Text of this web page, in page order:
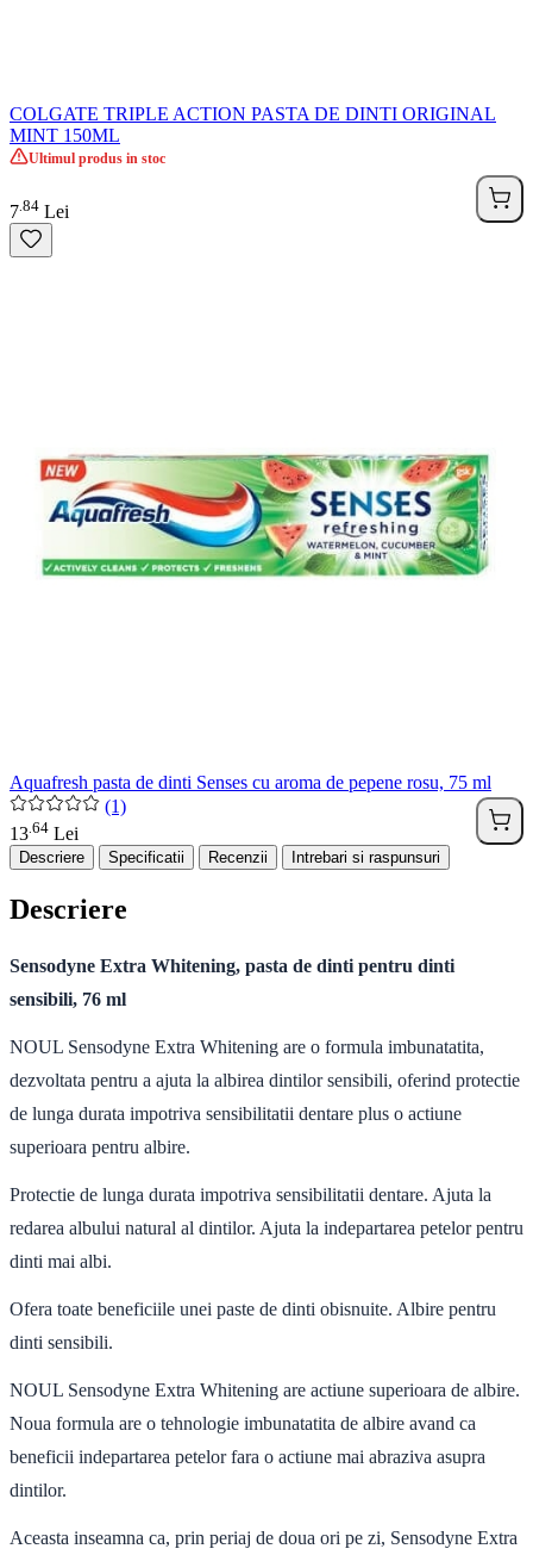
COLGATE TRIPLE ACTION PASTA DE DINTI ORIGINAL
MINT 150ML
Ultimul produs in stoc
7 84 Lei
Aquafresh pasta de dinti Senses cu aroma de pepene rosu, 75 ml
(1)
13 64 Lei
Descriere Specificatii Recenzii Intrebari si raspunsuri
Descriere
Sensodyne Extra Whitening, pasta de dinti pentru dinti
sensibili, 76 ml
NOUL Sensodyne Extra Whitening are o formula imbunatatita,
dezvoltata pentru a ajuta la albirea dintilor sensibili, oferind protectie
de lunga durata impotriva sensibilitatii dentare plus o actiune
superioara pentru albire.
Protectie de lunga durata impotriva sensibilitatii dentare. Ajuta la
redarea albului natural al dintilor. Ajuta la indepartarea petelor pentru
dinti mai albi.
Ofera toate beneficiile unei paste de dinti obisnuite. Albire pentru
dinti sensibili.
NOUL Sensodyne Extra Whitening are actiune superioara de albire.
Noua formula are o tehnologie imbunatatita de albire avand ca
beneficii indepartarea petelor fara o actiune mai abraziva asupra
dintilor.
Aceasta inseamna ca, prin periaj de doua ori pe zi, Sensodyne Extra